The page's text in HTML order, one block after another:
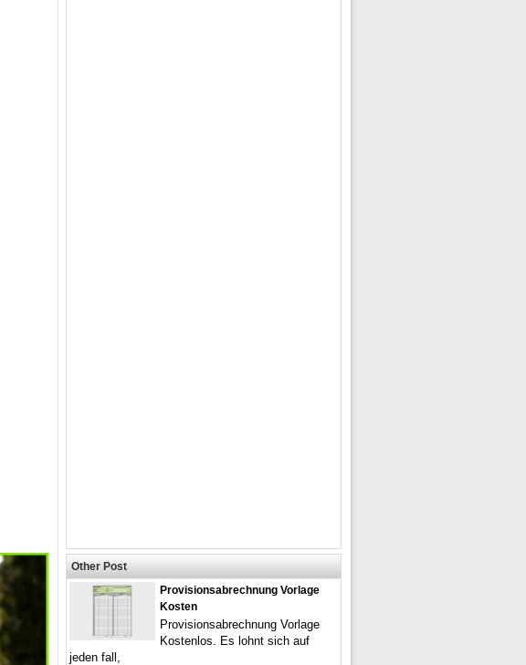
Other Post
Provisionsabrechnung Vorlage
Kosten
Provisionsabrechnung Vorlage
Kostenlos. Es lohnt sich auf
jeden fall,